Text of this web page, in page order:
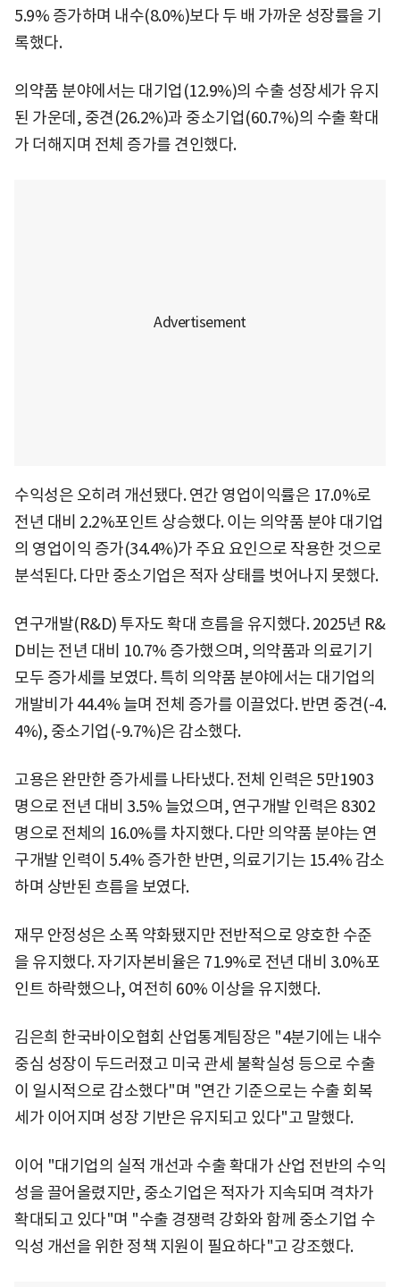
5.9% 증가하며 내수(8.0%)보다 두 배 가까운 성장률을 기
록했다.
의약품 분야에서는 대기업(12.9%)의 수출 성장세가 유지
된 가운데, 중견(26.2%)과 중소기업(60.7%)의 수출 확대
가 더해지며 전체 증가를 견인했다.
수익성은 오히려 개선됐다. 연간 영업이익률은 17.0%로
전년 대비 2.2%포인트 상승했다. 이는 의약품 분야 대기업
의 영업이익 증가(34.4%)가 주요 요인으로 작용한 것으로
분석된다. 다만 중소기업은 적자 상태를 벗어나지 못했다.
연구개발(R&D) 투자도 확대 흐름을 유지했다. 2025년 R&
D비는 전년 대비 10.7% 증가했으며, 의약품과 의료기기
모두 증가세를 보였다. 특히 의약품 분야에서는 대기업의
개발비가 44.4% 늘며 전체 증가를 이끌었다. 반면 중견(-4.
4%), 중소기업(-9.7%)은 감소했다.
고용은 완만한 증가세를 나타냈다. 전체 인력은 5만1903
명으로 전년 대비 3.5% 늘었으며, 연구개발 인력은 8302
명으로 전체의 16.0%를 차지했다. 다만 의약품 분야는 연
구개발 인력이 5.4% 증가한 반면, 의료기기는 15.4% 감소
하며 상반된 흐름을 보였다.
재무 안정성은 소폭 약화됐지만 전반적으로 양호한 수준
을 유지했다. 자기자본비율은 71.9%로 전년 대비 3.0%포
인트 하락했으나, 여전히 60% 이상을 유지했다.
김은희 한국바이오협회 산업통계팀장은 "4분기에는 내수
중심 성장이 두드러졌고 미국 관세 불확실성 등으로 수출
이 일시적으로 감소했다"며 "연간 기준으로는 수출 회복
세가 이어지며 성장 기반은 유지되고 있다"고 말했다.
이어 "대기업의 실적 개선과 수출 확대가 산업 전반의 수익
성을 끌어올렸지만, 중소기업은 적자가 지속되며 격차가
확대되고 있다"며 "수출 경쟁력 강화와 함께 중소기업 수
익성 개선을 위한 정책 지원이 필요하다"고 강조했다.